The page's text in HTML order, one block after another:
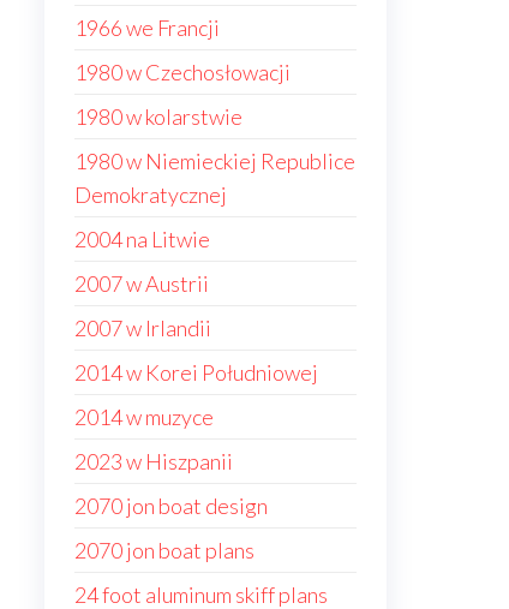
1966 we Francji
1980 w Czechosłowacji
1980 w kolarstwie
1980 w Niemieckiej Republice
Demokratycznej
2004 na Litwie
2007 w Austrii
2007 w Irlandii
2014 w Korei Południowej
2014 w muzyce
2023 w Hiszpanii
2070 jon boat design
2070 jon boat plans
24 foot aluminum skiff plans